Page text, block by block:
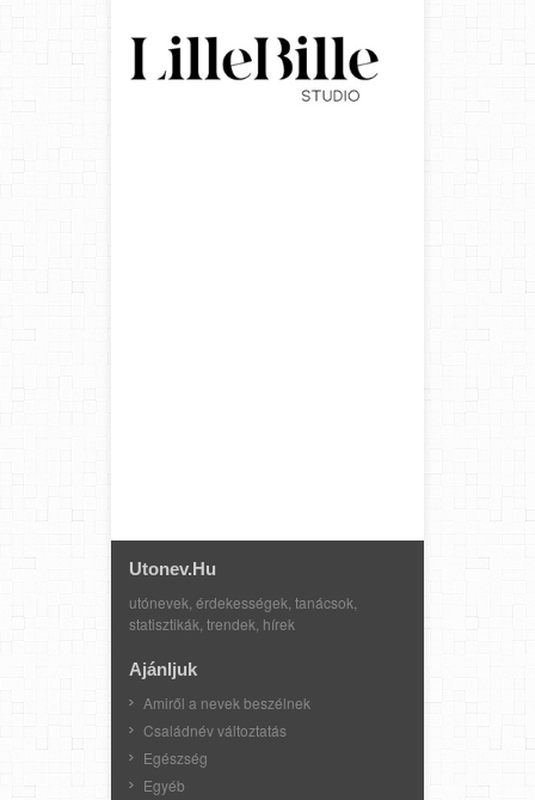
Utonev.hu
utónevek, érdekességek, tanácsok,
statisztikák, trendek, hírek
Ajánljuk
Amiről a nevek beszélnek
Családnév változtatás
Egészség
Egyéb